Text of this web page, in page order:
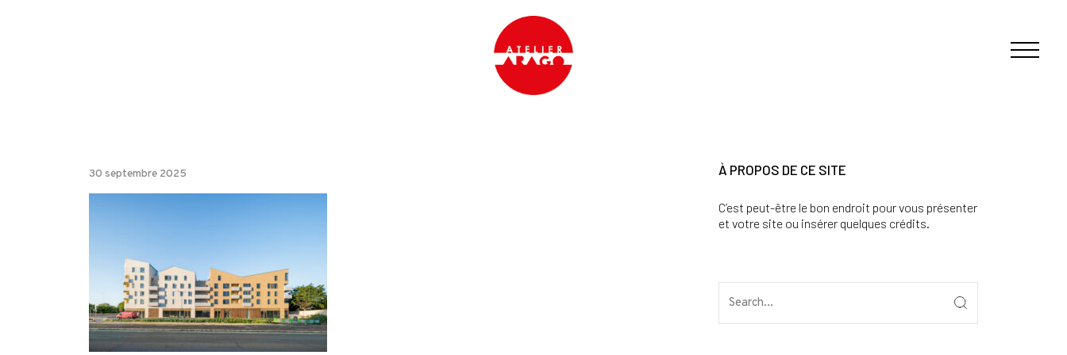
30 septembre 2025 À PROPOS DE CE SITE
C’est peut-être le bon endroit pour vous présenter
et votre site ou insérer quelques crédits.